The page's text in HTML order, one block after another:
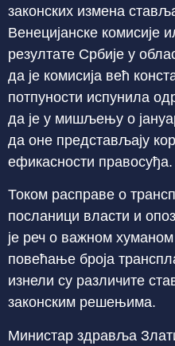
законских измена
Венецијанске комисије
резултате Србије у
да је комисија већ
потпуности испунила
да је у мишљењу о
да оне представљају
ефикасности правосуђа.
Током расправе о
посланици власти и
је реч о важном
повећање броја
изнели су различите
законским решењима.
Министар здравља